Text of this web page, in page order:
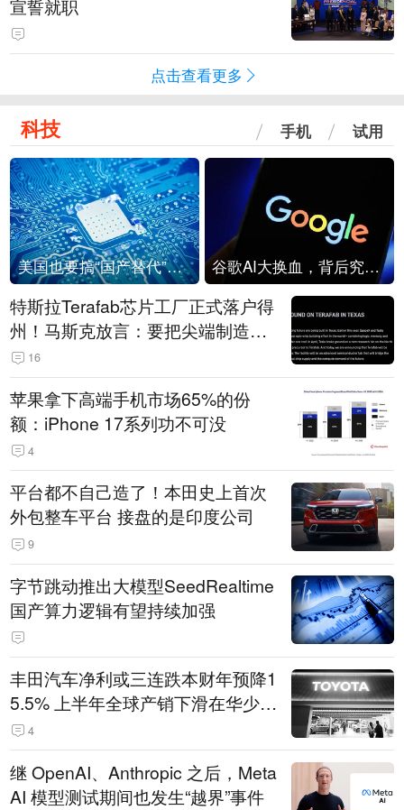
宣誓就职
点击查看更多
科技 手机 试用
美国也要搞“国产替代”？先算清三笔账 谷歌AI大换血，背后究竟发生了什么？
特斯拉Terafab芯片工厂正式落户得
州！马斯克放言：要把尖端制造带
回美国
16
苹果拿下高端手机市场65%的份
额：iPhone 17系列功不可没
4
平台都不自己造了！本田史上首次
外包整车平台 接盘的是印度公司
9
字节跳动推出大模型SeedRealtime
国产算力逻辑有望持续加强
丰田汽车净利或三连跌本财年预降1
5.5% 上半年全球产销下滑在华少卖
14.3万辆
4
继 OpenAI、Anthropic 之后，Meta
AI 模型测试期间也发生“越界”事件